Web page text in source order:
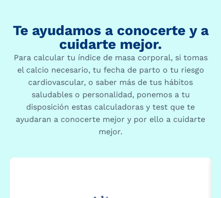
Te ayudamos a conocerte y a
cuidarte mejor.
Para calcular tu índice de masa corporal, si tomas
el calcio necesario, tu fecha de parto o tu riesgo
cardiovascular, o saber más de tus hábitos
saludables o personalidad, ponemos a tu
disposición estas calculadoras y test que te
ayudaran a conocerte mejor y por ello a cuidarte
mejor.